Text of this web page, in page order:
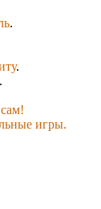
.
.
игры.